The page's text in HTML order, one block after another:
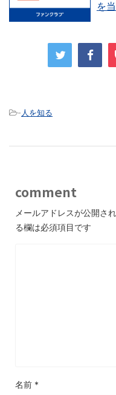
を
- 人を知る
comment
メールアドレスが公開さ
る欄は必須項目です
名前 *